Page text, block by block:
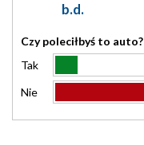
b.d.
Czy poleciłbyś to auto?
Tak
Nie